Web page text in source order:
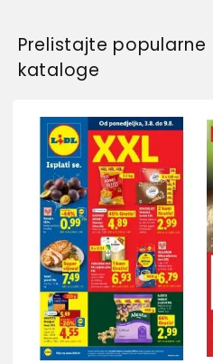
Prelistajte popularne
kataloge